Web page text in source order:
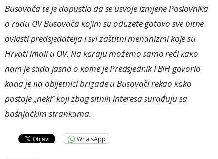
Busovača te je dopustio da se usvoje izmjene Poslovnika
o radu OV Busovača kojim su oduzete gotovo sve bitne
ovlasti predsjedatelja i svi zaštitni mehanizmi koje su
Hrvati imali u OV. Na karaju možemo samo reći kako
nam je sada jasno o kome je Predsjednik FBiH govorio
kada je na obljetnici brigade u Busovači rekao kako
postoje „neki“ koji zbog sitnih interesa surađuju sa
bošnjačkim strankama.
WhatsApp